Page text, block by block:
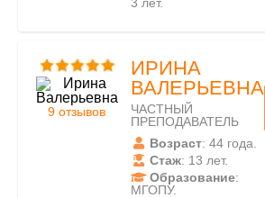
9 отзывов
ИРИНА
ВАЛЕРЬЕВНА
ЧАСТНЫЙ
ПРЕПОДАВАТЕЛЬ
Возраст: 44 года.
Стаж: 13 лет.
Образование:
МГОПУ.